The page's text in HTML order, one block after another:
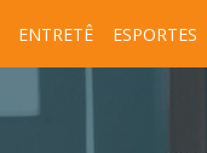
ENTRETÊ ESPORTES